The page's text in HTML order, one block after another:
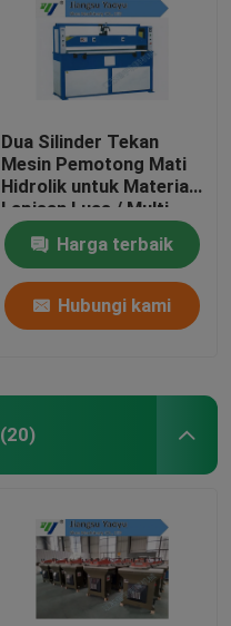
Dua Silinder Tekan
Mesin Pemotong Mati
Hidrolik untuk Material
Lapisan Luas / Multi
Harga terbaik
Hubungi kami
(20)